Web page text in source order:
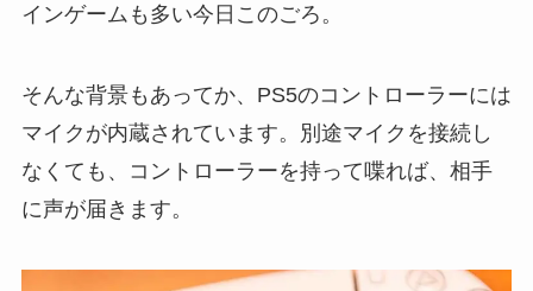
インゲームも多い今日このごろ。
そんな背景もあってか、PS5のコントローラーには
マイクが内蔵されています。別途マイクを接続し
なくても、コントローラーを持って喋れば、相手
に声が届きます。